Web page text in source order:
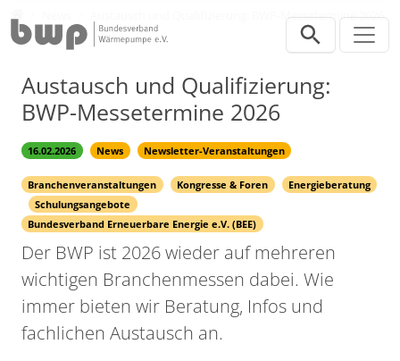
Austausch und Qualifizierung: BWP-Messetermine 2026
Austausch und Qualifizierung:
BWP-Messetermine 2026
16.02.2026 News Newsletter-Veranstaltungen
Branchenveranstaltungen Kongresse & Foren
Energieberatung
Schulungsangebote
Bundesverband Erneuerbare Energie e.V. (BEE)
Der BWP ist 2026 wieder auf mehreren
wichtigen Branchenmessen dabei. Wie
immer bieten wir Beratung, Infos und
fachlichen Austausch an.